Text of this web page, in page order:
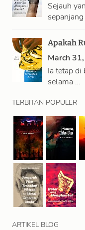
Sejauh
Apakah
March
Ia tetap di
selama …
TERBITAN POPULER
ARTIKEL BLOG